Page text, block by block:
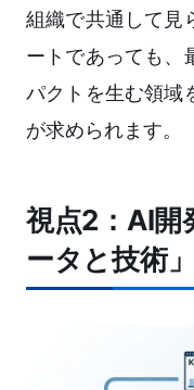
組織で共通して見
ートであっても、
パクトを生む領域
が求められます。
視点2：AI開
ータと技術